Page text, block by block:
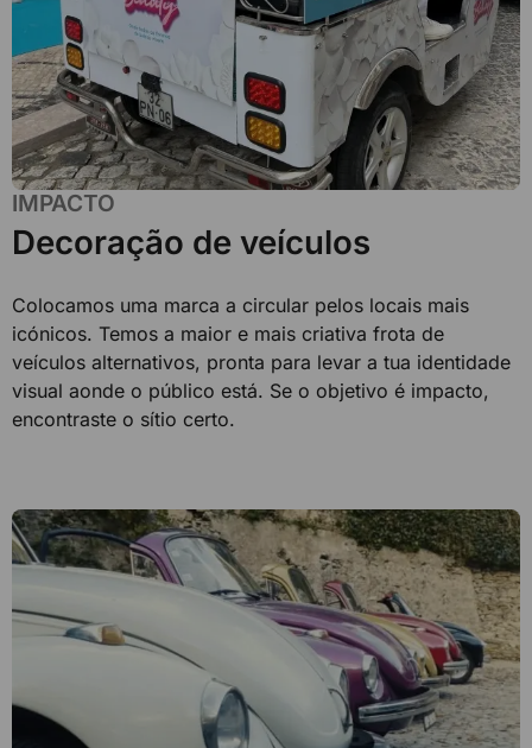
IMPACTO
Decoração de veículos
Colocamos uma marca a circular pelos locais mais
icónicos. Temos a maior e mais criativa frota de
veículos alternativos, pronta para levar a tua identidade
visual aonde o público está. Se o objetivo é impacto,
encontraste o sítio certo.